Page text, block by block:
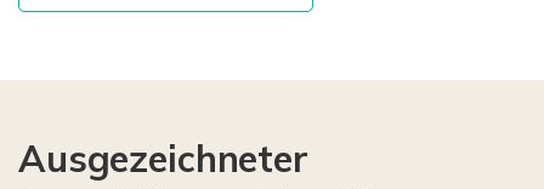
Ausgezeichneter